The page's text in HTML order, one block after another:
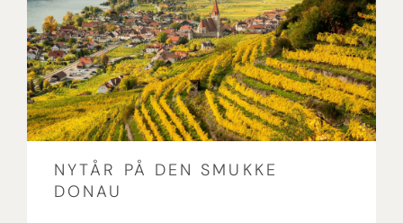
NYTÅR PÅ DEN SMUKKE
DONAU